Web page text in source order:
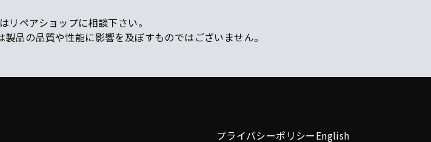
ペアショップに相談下さい。
品の品質や性能に影響を及ぼすものではございません。
プライバシーポリシーEnglish